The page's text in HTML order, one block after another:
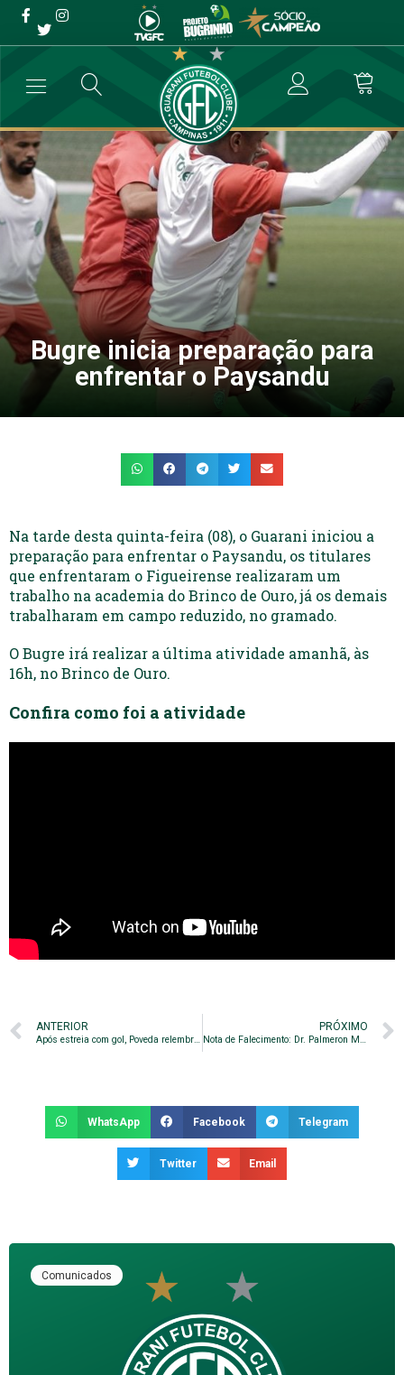
Bugre inicia preparação
para enfrentar o Paysandu
→ Futebol Profissional → Bugre inicia preparação para enfrentar o
Bugre inicia preparação para
enfrentar o Paysandu
Na tarde desta quinta-feira (08), o Guarani iniciou a
preparação para enfrentar o Paysandu, os titulares
que enfrentaram o Figueirense realizaram um
trabalho na academia do Brinco de Ouro, já os demais
trabalharam em campo reduzido, no gramado.
O Bugre irá realizar a última atividade amanhã, às
16h, no Brinco de Ouro.
Confira como foi a atividade
ANTERIOR PRÓXIMO
WhatsApp Facebook Telegram
Twitter Email
Comunicados